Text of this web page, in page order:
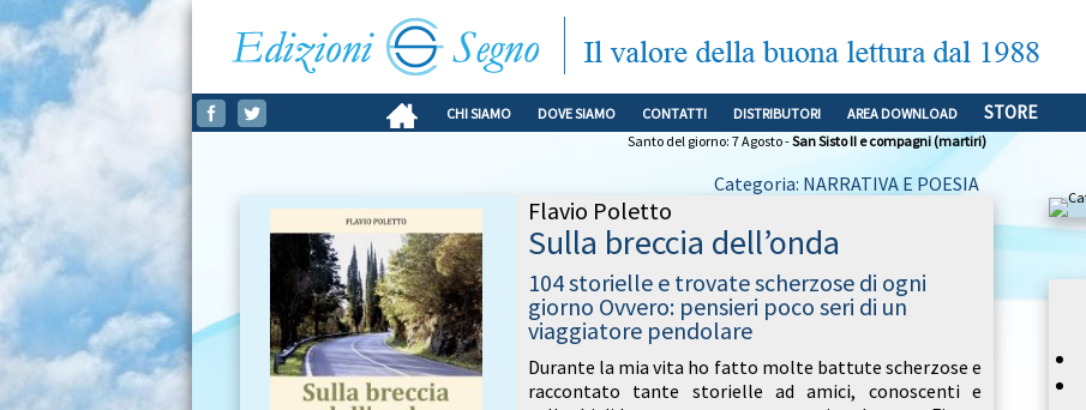
CHI SIAMO DOVE SIAMO CONTATTI DISTRIBUTORI AREA DOWNLOAD STORE
Santo del giorno: 7 Agosto -San Sisto II e compagni (martiri)
Categoria: NARRATIVA E POESIA
Flavio Poletto
Sulla breccia dell’onda
104 storielle e trovate scherzose di ogni
giorno Ovvero: pensieri poco seri di un
viaggiatore pendolare
Durante la mia vita ho fatto molte battute scherzose e
raccontato tante storielle ad amici, conoscenti e